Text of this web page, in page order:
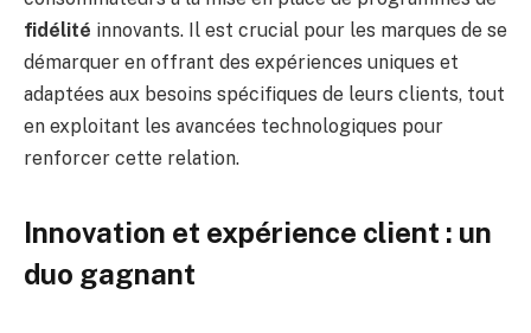
fidélité innovants. Il est crucial pour les marques de se
démarquer en offrant des expériences uniques et
adaptées aux besoins spécifiques de leurs clients, tout
en exploitant les avancées technologiques pour
renforcer cette relation.
Innovation et expérience client : un
duo gagnant